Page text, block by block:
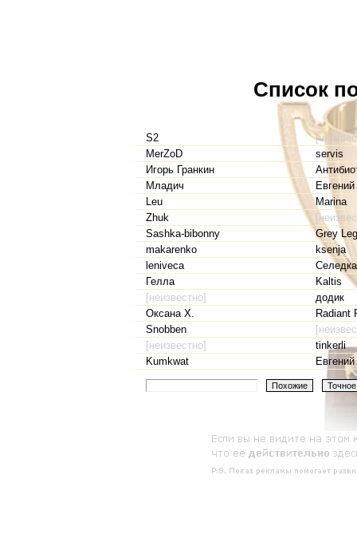
Список
S2
MerZoD
servis
Игорь Гранкин
Младич
Leu
Marina
Zhuk
Sashka-bibonny
Grey
makarenko
ksenja
leniveca
Гелла
Kaltis
[неизвестно]
додик
Оксана Х.
Radiant
Snobben
[неизвестно]
tinkerli
Kumkwat